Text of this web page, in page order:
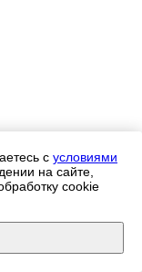
с условиями
на сайте,
cookie